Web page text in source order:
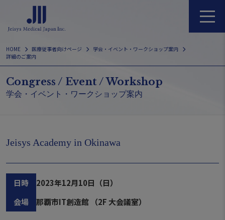
content
HOME 医療従事者向けページ
学会・イベント・ワークショップ案内
詳細のご案内
Congress / Event / Workshop
学会・イベント・ワークショップ案内
Jeisys Academy in Okinawa
日時
2023年12月10日（日）
会場
那覇市IT創造館 （2F 大会議室）